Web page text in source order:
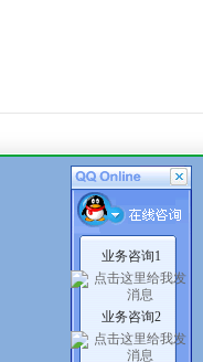
业务咨询1
业务咨询2